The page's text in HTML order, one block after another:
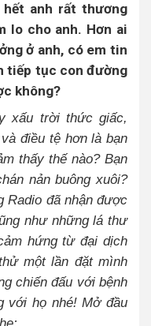
anh rất thương
lo cho anh. Hơn ai
ở anh, có em tin
tiếp tục con đường
không?
xấu trời thức giấc,
điều tệ hơn là bạn
thấy thế nào? Bạn
nản buông xuôi?
Radio đã nhận được
như những lá thư
hứng từ đại dịch
một lần đặt mình
chiến đấu với bệnh
với họ nhé! Mở đầu